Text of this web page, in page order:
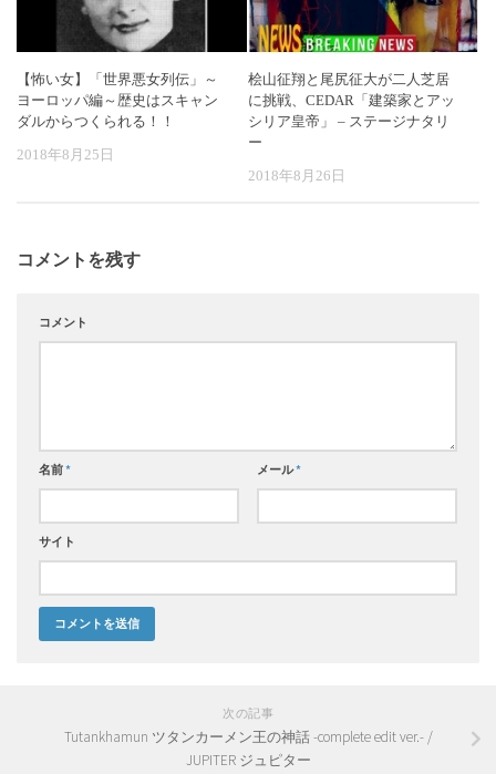
【怖い女】「世界悪女列伝」～
ヨーロッパ編～歴史はスキャン
ダルからつくられる！！
2018年8月25日
桧山征翔と尾尻征大が二人芝居
に挑戦、CEDAR「建築家とアッ
シリア皇帝」 – ステージナタリ
ー
2018年8月26日
コメントを残す
コメント
名前* メール*
サイト
次の記事
Tutankhamun ツタンカーメン王の神話 -complete edit ver.- /
JUPITER ジュピター